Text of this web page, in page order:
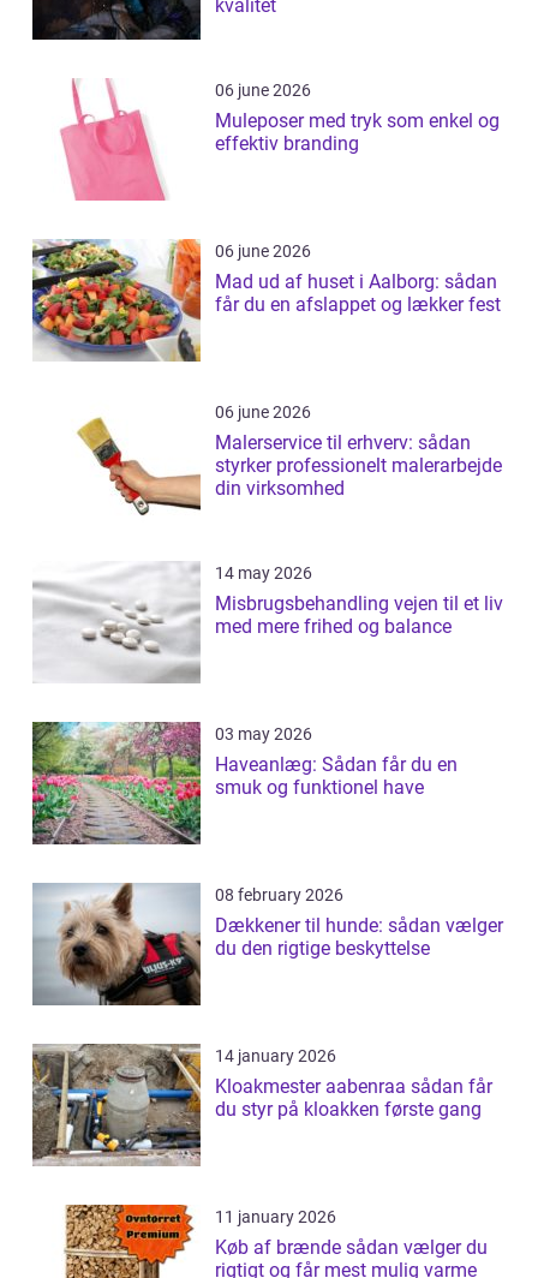
kvalitet
06 june 2026
Muleposer med tryk som enkel og
effektiv branding
06 june 2026
Mad ud af huset i Aalborg: sådan
får du en afslappet og lækker fest
06 june 2026
Malerservice til erhverv: sådan
styrker professionelt malerarbejde
din virksomhed
14 may 2026
Misbrugsbehandling vejen til et liv
med mere frihed og balance
03 may 2026
Haveanlæg: Sådan får du en
smuk og funktionel have
08 february 2026
Dækkener til hunde: sådan vælger
du den rigtige beskyttelse
14 january 2026
Kloakmester aabenraa sådan får
du styr på kloakken første gang
11 january 2026
Køb af brænde sådan vælger du
rigtigt og får mest mulig varme